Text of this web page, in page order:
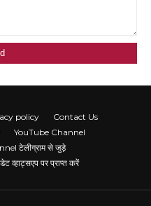
policy
Contact Us
YouTube Channel
टेलीग्राम से जुड़े
पर प्राप्त करें